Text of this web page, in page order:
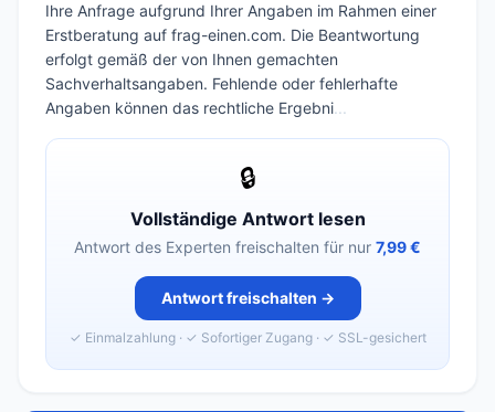
Ihre Anfrage aufgrund Ihrer Angaben im Rahmen einer
Erstberatung auf frag-einen.com. Die Beantwortung
erfolgt gemäß der von Ihnen gemachten
Sachverhaltsangaben. Fehlende oder fehlerhafte
Angaben können das rechtliche Ergebni...
🔒
Vollständige Antwort lesen
Antwort des Experten freischalten für nur 7,99 €
Antwort freischalten →
✓ Einmalzahlung · ✓ Sofortiger Zugang · ✓ SSL-gesichert